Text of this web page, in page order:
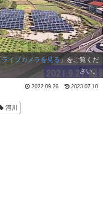
ライブカメラを見る」をご覧くだ
さい。
2022.09.26 2023.07.18
河川